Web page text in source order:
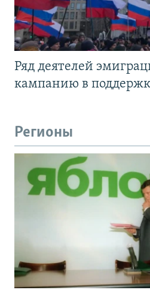
Ряд деятелей
кампанию в
Регионы